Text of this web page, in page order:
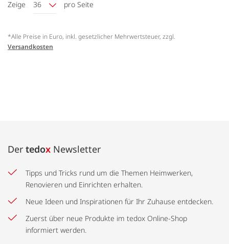
Zeige 36 pro Seite
*Alle Preise in Euro, inkl. gesetzlicher Mehrwertsteuer, zzgl.
Versandkosten
Der tedox Newsletter
Tipps und Tricks rund um die Themen Heimwerken,
Renovieren und Einrichten erhalten.
Neue Ideen und Inspirationen für Ihr Zuhause entdecken.
Zuerst über neue Produkte im tedox Online-Shop
informiert werden.